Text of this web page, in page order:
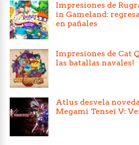
Impresiones de
in Gameland:
en pañales
Impresiones de Cat
las batallas navales!
Atlus desvela
Megami Tensei V: